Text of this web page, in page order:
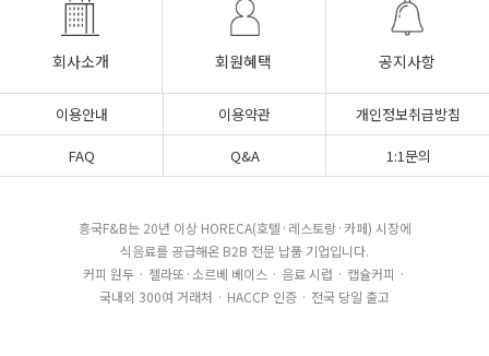
회사소개 회원혜택 공지사항
이용안내 이용약관
개인정보취급방침
FAQ
Q&A 1:1문의
흥국F&B는 20년 이상 HORECA(호텔·레스토랑·카페) 시장에
식음료를 공급해온 B2B 전문 납품 기업입니다.
커피 원두 · 젤라또·소르베 베이스 · 음료 시럽 · 캡슐커피 ·
국내외 300여 거래처 · HACCP 인증 · 전국 당일 출고